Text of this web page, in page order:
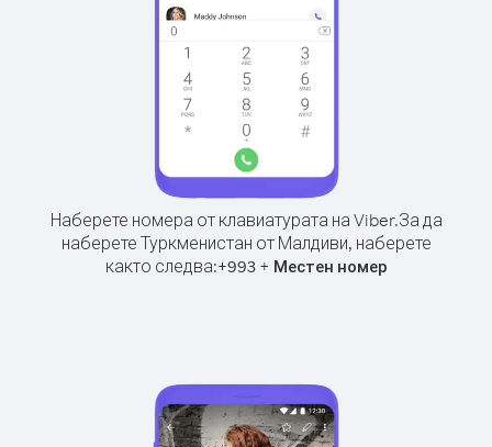
Наберете номера от клавиатурата на Viber.За да
наберете Туркменистан от Малдиви, наберете
както следва:+993+ Местен номер